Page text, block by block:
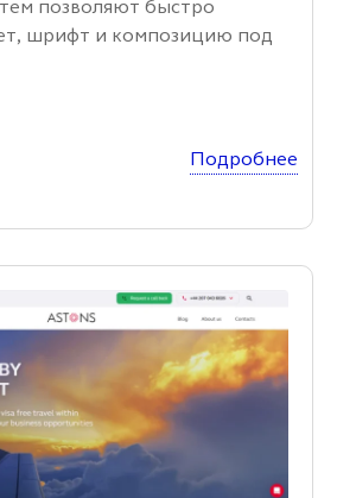
позволяют быстро
шрифт и композицию под
Подробнее